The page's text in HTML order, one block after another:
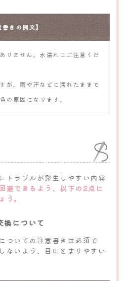
書きの例文】
りません。水濡れにご注意くだ
が、雨や汗などに濡れたままで
の原因になります。
トラブルが発生しやすい内容
避できるよう、以下の2点に
う。
換について
ついての注意書きは必須で
ないよう、目にとまりやすい